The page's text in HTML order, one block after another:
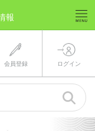
報
会員登録 ログイン